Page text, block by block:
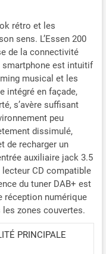
rétro et les
sens. L’Essen 200
de la connectivité
smartphone est intuitif
musical et les
intégré en façade,
s’avère suffisant
peu
dissimulé,
de recharger un
auxiliaire jack 3.5
CD compatible
du tuner DAB+ est
réception numérique
zones couvertes.
PRINCIPALE